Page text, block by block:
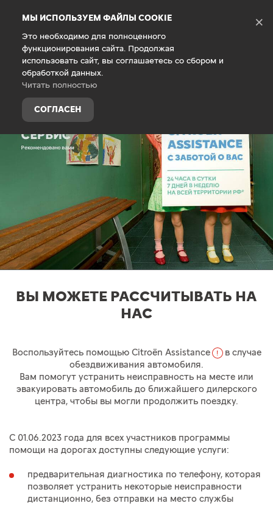
МЫ ИСПОЛЬЗУЕМ ФАЙЛЫ COOKIE
Это необходимо для полноценного
функционирования сайта. Продолжая
использовать сайт, вы соглашаетесь со сбором и
обработкой данных.
Читать полностью
СОГЛАСЕН
×
Главная Гарантия
ВЫ МОЖЕТЕ РАССЧИТЫВАТЬ НА
НАС
Воспользуйтесь помощью Citroёn Assistance ! в случае
обездвиживания автомобиля.
Вам помогут устранить неисправность на месте или
эвакуировать автомобиль до ближайшего дилерского
центра, чтобы вы могли продолжить поездку.
С 01.06.2023 года для всех участников программы
помощи на дорогах доступны следующие услуги:
предварительная диагностика по телефону, которая
позволяет устранить некоторые неисправности
дистанционно, без отправки на место службы